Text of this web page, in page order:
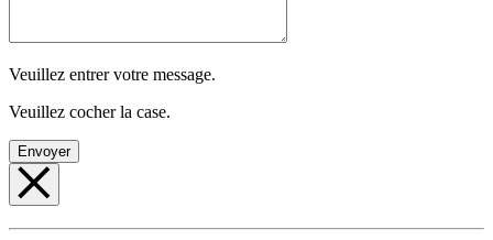
Veuillez entrer votre message.
Veuillez cocher la case.
Envoyer